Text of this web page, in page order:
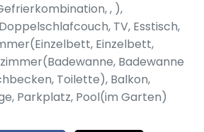
, ),
TV, Esstisch,
Einzelbett,
Badewanne
Toilette), Balkon,
Parkplatz, Pool(im Garten)